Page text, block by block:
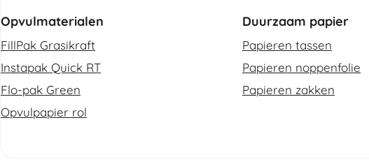
Opvulmaterialen
FillPak Grasikraft
Instapak Quick RT
Flo-pak Green
Opvulpapier rol
Duurzaam papier
Papieren tassen
Papieren noppenfolie
Papieren zakken